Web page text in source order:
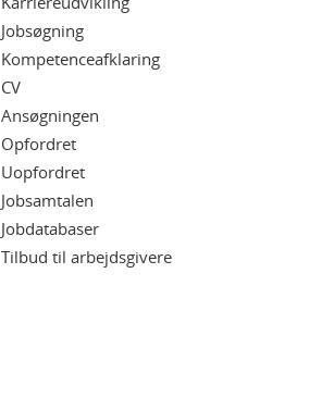
Jobsøgning
Kompetenceafklaring
CV
Ansøgningen
Opfordret
Uopfordret
Jobsamtalen
Jobdatabaser
Tilbud til arbejdsgivere